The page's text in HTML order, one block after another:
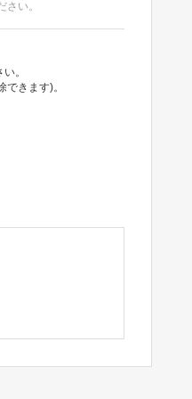
い。
。
きます)。